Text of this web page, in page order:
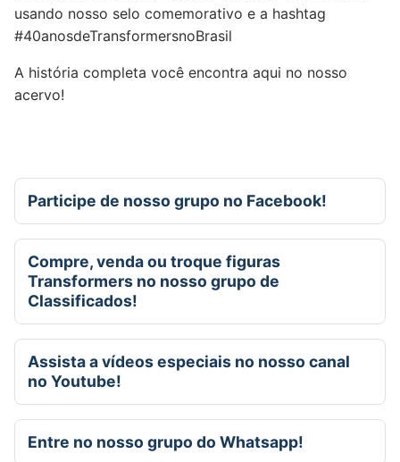
usando nosso selo comemorativo e a hashtag
#40anosdeTransformersnoBrasil
A história completa você encontra aqui no nosso
acervo!
Participe de nosso grupo no Facebook!
Compre, venda ou troque figuras
Transformers no nosso grupo de
Classificados!
Assista a vídeos especiais no nosso canal
no Youtube!
Entre no nosso grupo do Whatsapp!